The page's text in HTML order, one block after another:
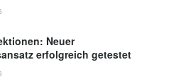
Neuer
erfolgreich getestet